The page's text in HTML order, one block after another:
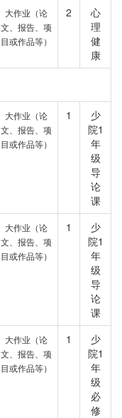
大作业（论
文、报告、项
目或作品等）
2
心
理
健
康
大作业（论
文、报告、项
目或作品等）
1
少
院1
年
级
导
论
课
大作业（论
文、报告、项
目或作品等）
1
少
院1
年
级
导
论
课
大作业（论
文、报告、项
目或作品等）
1
少
院1
年
级
必
修